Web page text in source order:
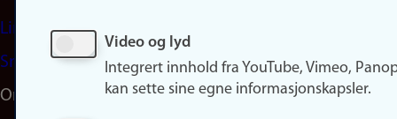
LinkedIn
Snapchat
Om nettstedet
Video og lyd
Integrert innhold fra YouTube, Vimeo,
kan sette sine egne informasjonskapsler.